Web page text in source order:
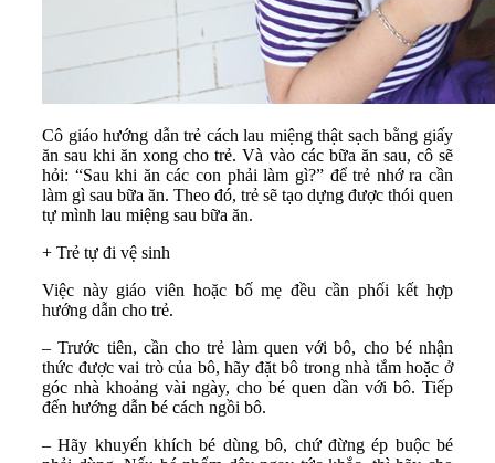
Cô giáo hướng dẫn trẻ cách lau miệng thật sạch bằng giấy
ăn sau khi ăn xong cho trẻ. Và vào các bữa ăn sau, cô sẽ
hỏi: “Sau khi ăn các con phải làm gì?” để trẻ nhớ ra cần
làm gì sau bữa ăn. Theo đó, trẻ sẽ tạo dựng được thói quen
tự mình lau miệng sau bữa ăn.
+ Trẻ tự đi vệ sinh
Việc này giáo viên hoặc bố mẹ đều cần phối kết hợp
hướng dẫn cho trẻ.
– Trước tiên, cần cho trẻ làm quen với bô, cho bé nhận
thức được vai trò của bô, hãy đặt bô trong nhà tắm hoặc ở
góc nhà khoảng vài ngày, cho bé quen dần với bô. Tiếp
đến hướng dẫn bé cách ngồi bô.
– Hãy khuyến khích bé dùng bô, chứ đừng ép buộc bé